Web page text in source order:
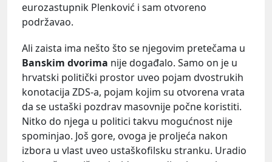
eurozastupnik Plenković i sam otvoreno
podržavao.
Ali zaista ima nešto što se njegovim pretečama u
Banskim dvorima nije događalo. Samo on je u
hrvatski politički prostor uveo pojam dvostrukih
konotacija ZDS-a, pojam kojim su otvorena vrata
da se ustaški pozdrav masovnije počne koristiti.
Nitko do njega u politici takvu mogućnost nije
spominjao. Još gore, ovoga je proljeća nakon
izbora u vlast uveo ustaškofilsku stranku. Uradio